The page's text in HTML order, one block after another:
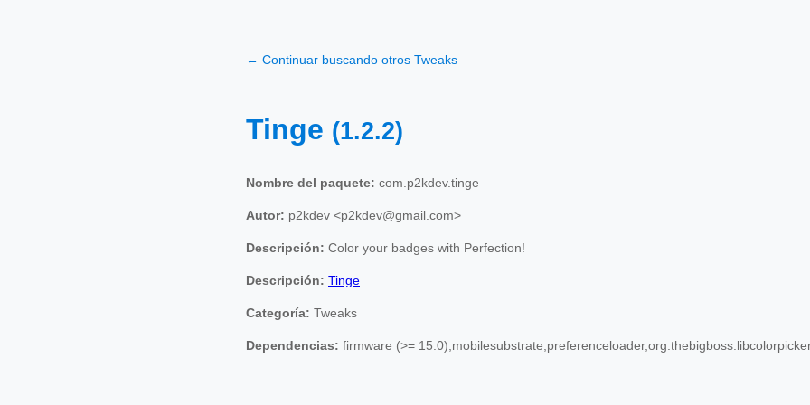
← Continuar buscando otros Tweaks
Tinge (1.2.2)
Nombre del paquete: com.p2kdev.tinge
Autor: p2kdev <p2kdev@gmail.com>
Descripción: Color your badges with Perfection!
Descripción: Tinge
Categoría: Tweaks
Dependencias: firmware (>=